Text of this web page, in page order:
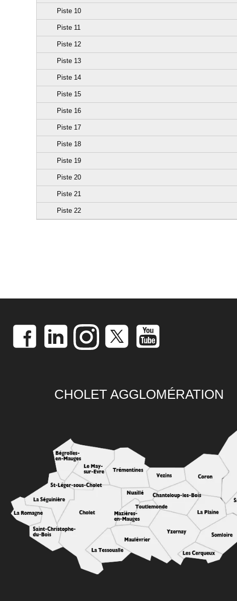
Piste 10
Piste 11
Piste 12
Piste 13
Piste 14
Piste 15
Piste 16
Piste 17
Piste 18
Piste 19
Piste 20
Piste 21
Piste 22
CHOLET AGGLOMÉRATION